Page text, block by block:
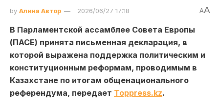
by Алина Автор 2026/06/27 17:18 AA
В Парламентской ассамблее Совета Европы
(ПАСЕ) принята письменная декларация, в
которой выражена поддержка политическим и
конституционным реформам, проводимым в
Казахстане по итогам общенационального
референдума, передает Toppress.kz.